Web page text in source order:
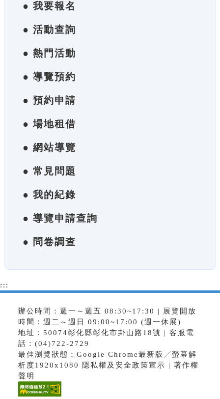
● 我要報名
● 活動查詢
● 熱門活動
● 導覽預約
● 預約申請
● 場地租借
● 網站導覽
● 常見問題
● 我的紀錄
● 導覽申請查詢
● 問卷調查
:::
辦公時間：週一～週五 08:30~17:30 | 展覽開放
時間：週二～週日 09:00~17:00 (週一休展)
地址：50074彰化縣彰化市卦山路18號 | 客服電
話：(04)722-2729
最佳瀏覽狀態：Google Chrome最新版╱螢幕解
析度1920x1080 隱私權及安全政策宣示 |著作權
聲明